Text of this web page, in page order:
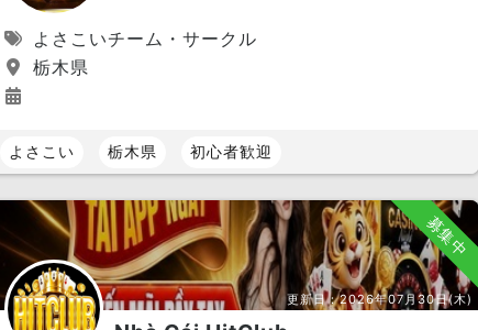
よさこいチーム・サークル
栃木県
よさこい 栃木県 初心者歓迎
募集中
更新日：2026年07月30日(木)